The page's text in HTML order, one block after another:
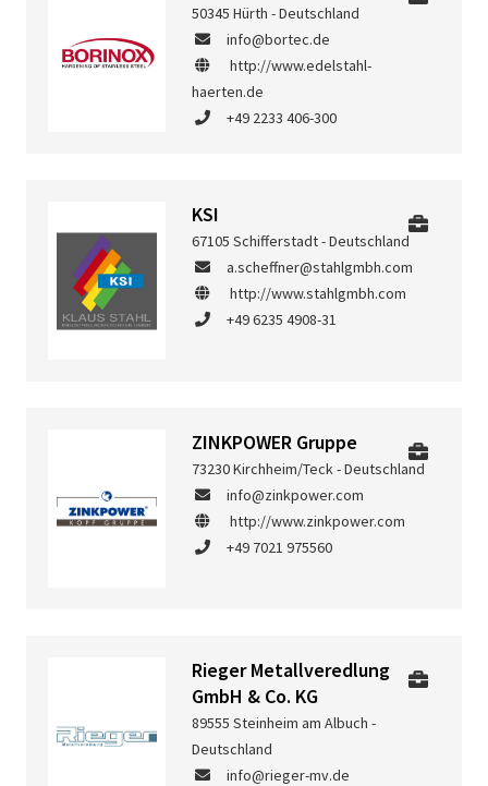
50345 Hürth - Deutschland
info@bortec.de
http://www.edelstahl-
haerten.de
+49 2233 406-300
KSI
67105 Schifferstadt - Deutschland
a.scheffner@stahlgmbh.com
http://www.stahlgmbh.com
+49 6235 4908-31
ZINKPOWER Gruppe
73230 Kirchheim/Teck - Deutschland
info@zinkpower.com
http://www.zinkpower.com
+49 7021 975560
Rieger Metallveredlung
GmbH & Co. KG
89555 Steinheim am Albuch -
Deutschland
info@rieger-mv.de